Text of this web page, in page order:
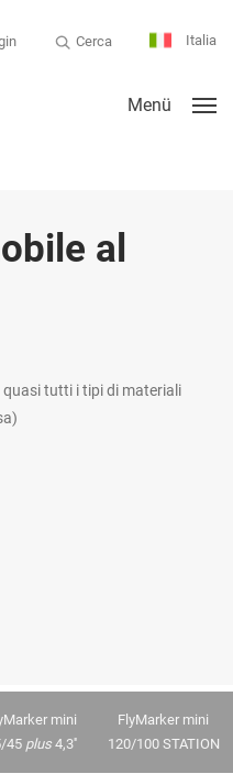
Cerca Italia
Menü
al
quasi tutti i tipi di materiali
mini
45 plus4,3''
FlyMarker mini
120/100 STATION